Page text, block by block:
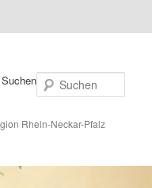
Rhein-Neckar-Pfalz
Suchen